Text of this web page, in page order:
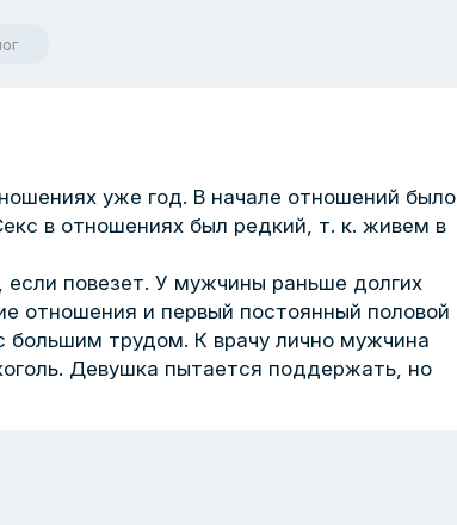
уже год. В начале отношений было
в отношениях был редкий, т. к. живем в
если повезет. У мужчины раньше долгих
отношения и первый постоянный половой
большим трудом. К врачу лично мужчина
Девушка пытается поддержать, но